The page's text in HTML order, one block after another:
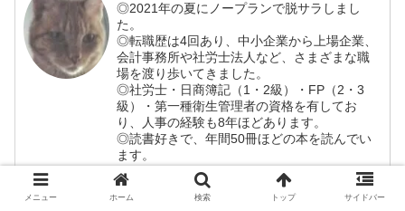
◎2021年の夏にノープランで脱サラしまし
た。
◎転職歴は4回あり、中小企業から上場企業、
会計事務所や社労士法人など、さまざまな職
場を渡り歩いてきました。
◎社労士・日商簿記（1・2級）・FP（2・3
級）・第一種衛生管理者の資格を有してお
り、人事の経験も8年ほどあります。
◎読書好きで、年間50冊ほどの本を読んでい
ます。
メニュー ホーム 検索 トップ サイドバー